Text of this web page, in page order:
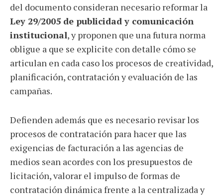
del documento consideran necesario reformar la
Ley 29/2005 de publicidad y comunicación
institucional, y proponen que una futura norma
obligue a que se explicite con detalle cómo se
articulan en cada caso los procesos de creatividad,
planificación, contratación y evaluación de las
campañas.
Defienden además que es necesario revisar los
procesos de contratación para hacer que las
exigencias de facturación a las agencias de
medios sean acordes con los presupuestos de
licitación, valorar el impulso de formas de
contratación dinámica frente a la centralizada y